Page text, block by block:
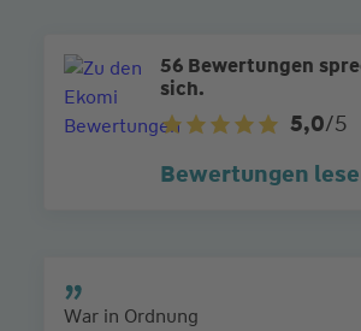
56 Bewertungen
sich.
5,0/5
Bewertungen
War in Ordnung